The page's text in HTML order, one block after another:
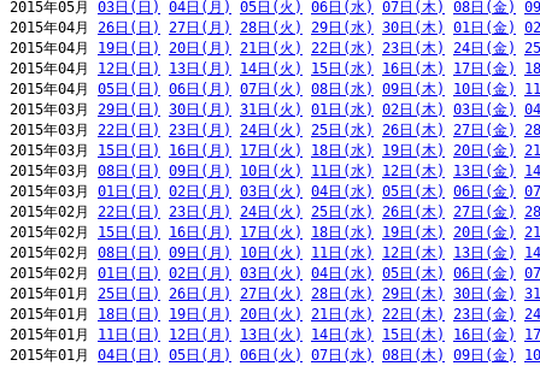
2015年05月 03日(日) 04日(月) 05日(火) 06日(水) 07日(木) 08日(金)
2015年04月 26日(日) 27日(月) 28日(火) 29日(水) 30日(木) 01日(金)
2015年04月 19日(日) 20日(月) 21日(火) 22日(水) 23日(木) 24日(金)
2015年04月 12日(日) 13日(月) 14日(火) 15日(水) 16日(木) 17日(金)
2015年04月 05日(日) 06日(月) 07日(火) 08日(水) 09日(木) 10日(金)
2015年03月 29日(日) 30日(月) 31日(火) 01日(水) 02日(木) 03日(金)
2015年03月 22日(日) 23日(月) 24日(火) 25日(水) 26日(木) 27日(金)
2015年03月 15日(日) 16日(月) 17日(火) 18日(水) 19日(木) 20日(金)
2015年03月 08日(日) 09日(月) 10日(火) 11日(水) 12日(木) 13日(金)
2015年03月 01日(日) 02日(月) 03日(火) 04日(水) 05日(木) 06日(金)
2015年02月 22日(日) 23日(月) 24日(火) 25日(水) 26日(木) 27日(金)
2015年02月 15日(日) 16日(月) 17日(火) 18日(水) 19日(木) 20日(金)
2015年02月 08日(日) 09日(月) 10日(火) 11日(水) 12日(木) 13日(金)
2015年02月 01日(日) 02日(月) 03日(火) 04日(水) 05日(木) 06日(金)
2015年01月 25日(日) 26日(月) 27日(火) 28日(水) 29日(木) 30日(金)
2015年01月 18日(日) 19日(月) 20日(火) 21日(水) 22日(木) 23日(金)
2015年01月 11日(日) 12日(月) 13日(火) 14日(水) 15日(木) 16日(金)
2015年01月 04日(日) 05日(月) 06日(火) 07日(水) 08日(木) 09日(金)